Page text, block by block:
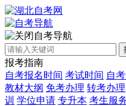
自考导航
报考指南
自考报名时间 考试时间 自
教材大纲 免考办理 转考办理
训 学位申请 专升本 考生服